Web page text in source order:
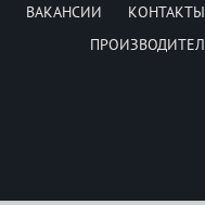
ВАКАНСИИ КОНТАКТЫ